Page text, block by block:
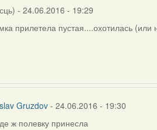
- 24.06.2016 - 19:29
прилетела пустая....охотилась
Gruzdov- 24.06.2016 - 19:30
ж полевку принесла